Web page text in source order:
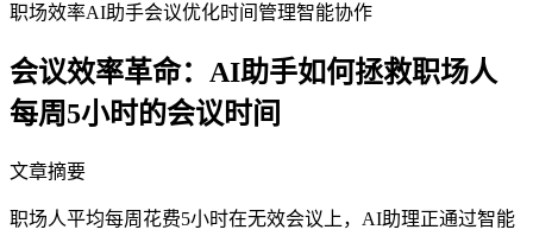
职场效率AI助手会议优化时间管理智能协作
会议效率革命：AI助手如何拯救职场人
每周5小时的会议时间
文章摘要
职场人平均每周花费5小时在无效会议上，AI助理正通过智能